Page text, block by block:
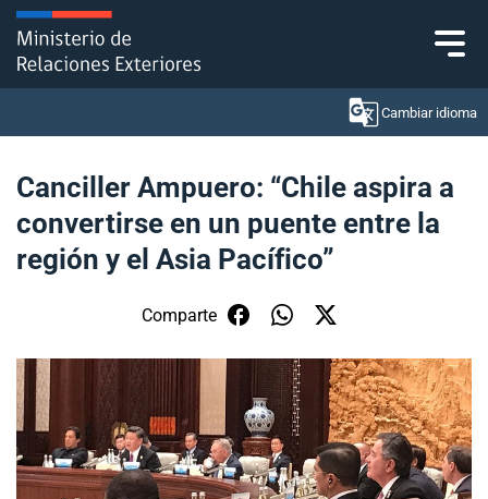
Click acá para ir directamente al contenido
Cambiar idioma
Ministerio
Política Exterior
Embajadas y consulados
Servicios ciudadanos
Subsecretaría de Relaciones Económicas
Internacionales
Canciller Ampuero: “Chile aspira a
convertirse en un puente entre la
región y el Asia Pacífico”
Comparte